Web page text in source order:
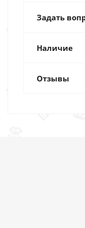
Задать
Наличие
Отзывы